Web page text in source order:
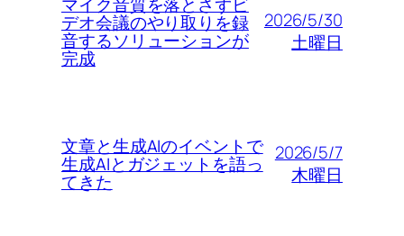
デオ会議のやり取りを録
音するソリューションが
完成
2026/5/30
土曜日
文章と生成AIのイベントで
生成AIとガジェットを語っ
てきた
2026/5/7
木曜日